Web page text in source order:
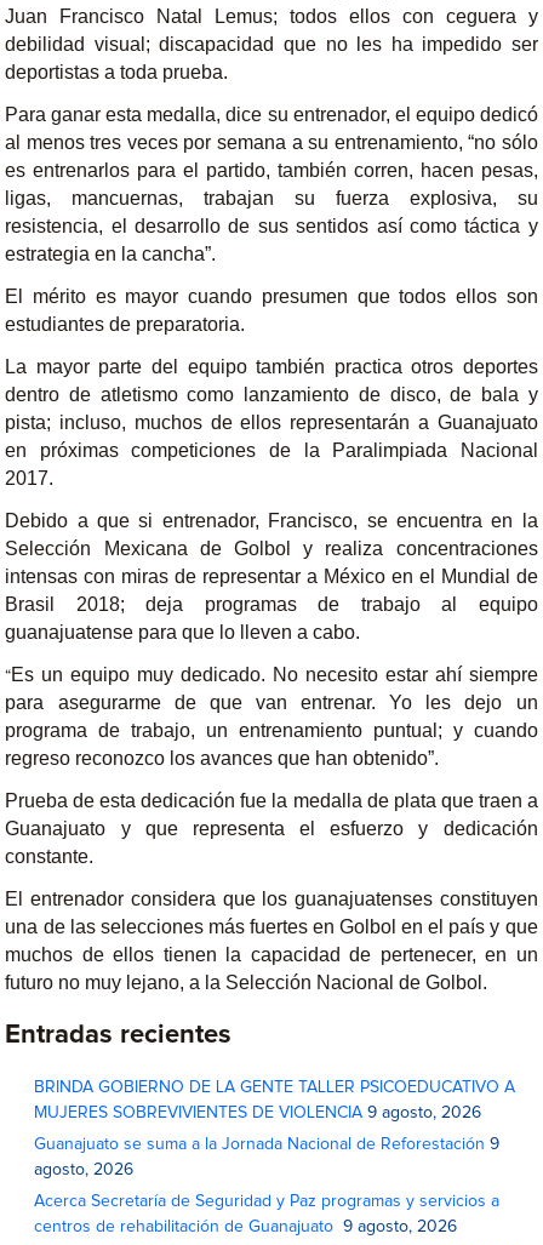
Juan Francisco Natal Lemus; todos ellos con ceguera y
debilidad visual; discapacidad que no les ha impedido ser
deportistas a toda prueba.
Para ganar esta medalla, dice su entrenador, el equipo dedicó
al menos tres veces por semana a su entrenamiento, “no sólo
es entrenarlos para el partido, también corren, hacen pesas,
ligas, mancuernas, trabajan su fuerza explosiva, su
resistencia, el desarrollo de sus sentidos así como táctica y
estrategia en la cancha”.
El mérito es mayor cuando presumen que todos ellos son
estudiantes de preparatoria.
La mayor parte del equipo también practica otros deportes
dentro de atletismo como lanzamiento de disco, de bala y
pista; incluso, muchos de ellos representarán a Guanajuato
en próximas competiciones de la Paralimpiada Nacional
2017.
Debido a que si entrenador, Francisco, se encuentra en la
Selección Mexicana de Golbol y realiza concentraciones
intensas con miras de representar a México en el Mundial de
Brasil 2018; deja programas de trabajo al equipo
guanajuatense para que lo lleven a cabo.
“Es un equipo muy dedicado. No necesito estar ahí siempre
para asegurarme de que van entrenar. Yo les dejo un
programa de trabajo, un entrenamiento puntual; y cuando
regreso reconozco los avances que han obtenido”.
Prueba de esta dedicación fue la medalla de plata que traen a
Guanajuato y que representa el esfuerzo y dedicación
constante.
El entrenador considera que los guanajuatenses constituyen
una de las selecciones más fuertes en Golbol en el país y que
muchos de ellos tienen la capacidad de pertenecer, en un
futuro no muy lejano, a la Selección Nacional de Golbol.
Entradas recientes
BRINDA GOBIERNO DE LA GENTE TALLER PSICOEDUCATIVO A
MUJERES SOBREVIVIENTES DE VIOLENCIA 9 agosto, 2026
Guanajuato se suma a la Jornada Nacional de Reforestación 9
agosto, 2026
Acerca Secretaría de Seguridad y Paz programas y servicios a
centros de rehabilitación de Guanajuato
9 agosto, 2026